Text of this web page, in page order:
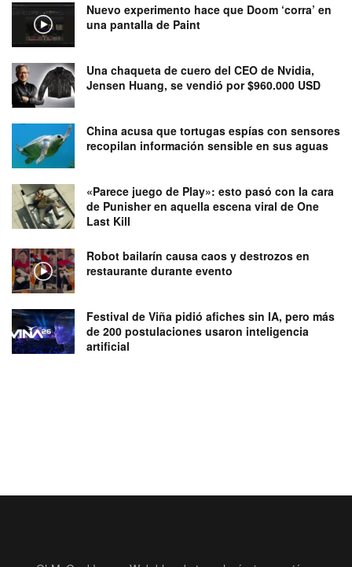
Nuevo experimento hace que Doom ‘corra’ en
una pantalla de Paint
Una chaqueta de cuero del CEO de Nvidia,
Jensen Huang, se vendió por $960.000 USD
China acusa que tortugas espías con sensores
recopilan información sensible en sus aguas
«Parece juego de Play»: esto pasó con la cara
de Punisher en aquella escena viral de One
Last Kill
Robot bailarín causa caos y destrozos en
restaurante durante evento
Festival de Viña pidió afiches sin IA, pero más
de 200 postulaciones usaron inteligencia
artificial